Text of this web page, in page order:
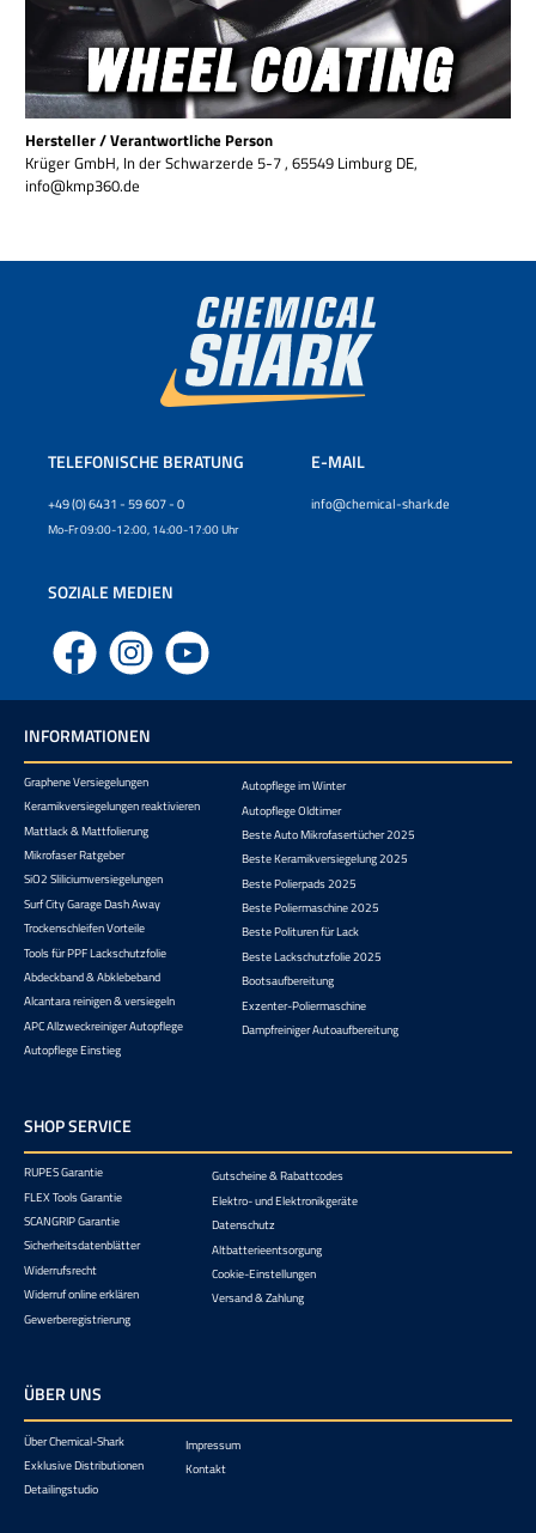
Hersteller / Verantwortliche Person
Krüger GmbH, In der Schwarzerde 5-7 , 65549 Limburg DE,
info@kmp360.de
TELEFONISCHE BERATUNG
+49 (0) 6431 - 59 607 - 0
Mo-Fr 09:00-12:00, 14:00-17:00 Uhr
E-MAIL
info@chemical-shark.de
SOZIALE MEDIEN
Facebook Instagram YouTube
INFORMATIONEN
Graphene Versiegelungen
Keramikversiegelungen reaktivieren
Mattlack & Mattfolierung
Mikrofaser Ratgeber
SiO2 Sliliciumversiegelungen
Surf City Garage Dash Away
Trockenschleifen Vorteile
Tools für PPF Lackschutzfolie
Abdeckband & Abklebeband
Alcantara reinigen & versiegeln
APC Allzweckreiniger Autopflege
Autopflege Einstieg
Autopflege im Winter
Autopflege Oldtimer
Beste Auto Mikrofasertücher 2025
Beste Keramikversiegelung 2025
Beste Polierpads 2025
Beste Poliermaschine 2025
Beste Polituren für Lack
Beste Lackschutzfolie 2025
Bootsaufbereitung
Exzenter-Poliermaschine
Dampfreiniger Autoaufbereitung
SHOP SERVICE
RUPES Garantie
FLEX Tools Garantie
SCANGRIP Garantie
Sicherheitsdatenblätter
Widerrufsrecht
Widerruf online erklären
Gewerberegistrierung
Gutscheine & Rabattcodes
Elektro- und Elektronikgeräte
Datenschutz
Altbatterieentsorgung
Cookie-Einstellungen
Versand & Zahlung
ÜBER UNS
Über Chemical-Shark
Exklusive Distributionen
Detailingstudio
Impressum
Kontakt